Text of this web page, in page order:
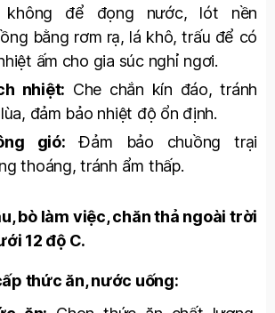
không để đọng nước, lót nền
bằng rơm rạ, lá khô, trấu để có
ấm cho gia súc nghỉ ngơi.
nhiệt: Che chắn kín đáo, tránh
đảm bảo nhiệt độ ổn định.
gió: Đảm bảo chuồng trại
thoáng, tránh ẩm thấp.
bò làm việc, chăn thả ngoài trời
12 độ C.
thức ăn, nước uống: